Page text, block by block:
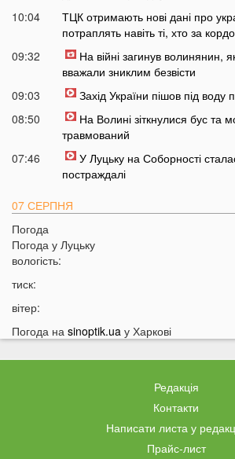
10:04
ТЦК отримають нові дані про
потраплять навіть ті, хто за
09:32
На війні загинув волинянин,
вважали зниклим безвісти
09:03
Захід України пішов під воду
08:50
На Волині зіткнулися бус та
травмований
07:46
У Луцьку на Соборності
постраждалі
07 СЕРПНЯ
20:31
20:17
19:30
Назвали найжадібніших
19:15
Ці речі категорично заборонено
На заході України чоловік
Українці можуть вивести гроші з
на картку, але є важлива умова
Погода
Погода у Луцьку
вологість:
тиск:
вітер:
Погода на sinoptik.ua у Харкові
Редакція
Контакти
Написати листа у
Прайс-лист